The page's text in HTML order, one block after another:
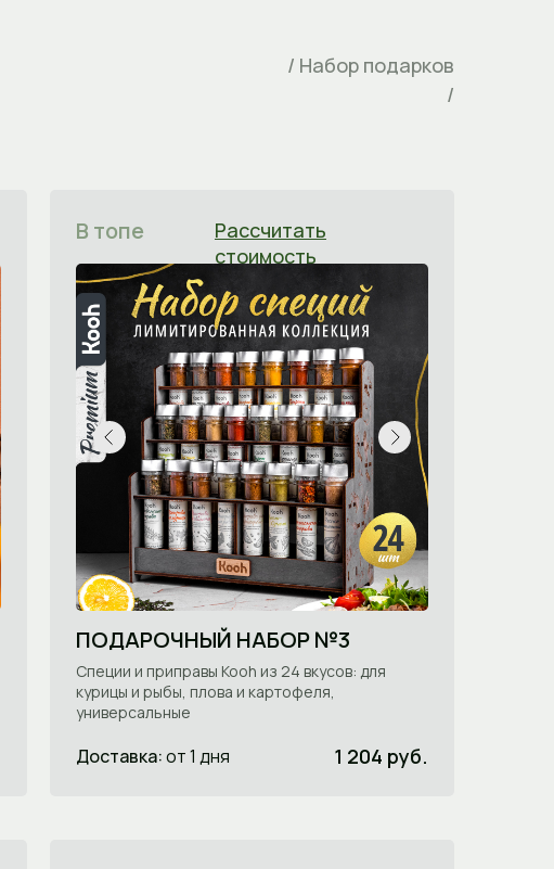
/ Набор подарков
/
В топе
Рассчитать
стоимость
ПОДАРОЧНЫЙ НАБОР №3
Специи и приправы Kooh из 24 вкусов: для
курицы и рыбы, плова и картофеля,
универсальные
Доставка:от 1 дня 1 204 руб.